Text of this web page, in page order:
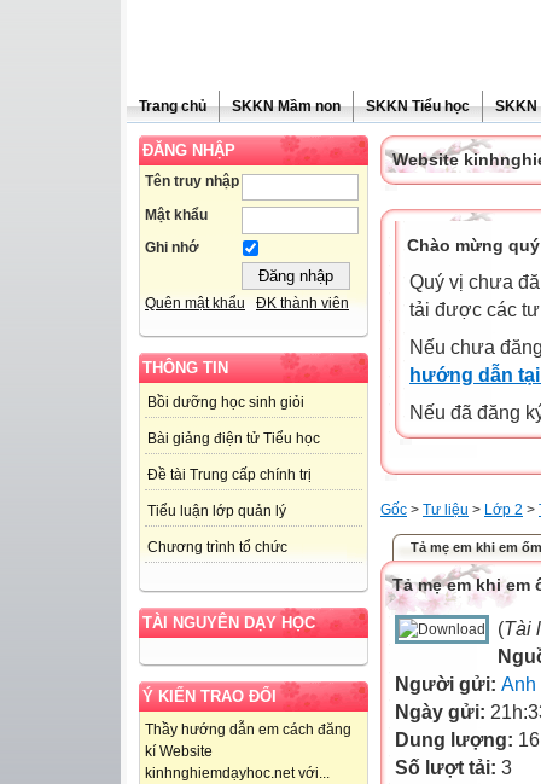
Trang chủ SKKN Mầm non SKKN Tiểu học SKKN
ĐĂNG NHẬP
Tên truy nhập
Mật khẩu
Ghi nhớ
Quên mật khẩu ĐK thành viên
THÔNG TIN
Bồi dưỡng học sinh giỏi
Bài giảng điện tử Tiểu học
Đề tài Trung cấp chính trị
Tiểu luận lớp quản lý
Chương trình tổ chức
TÀI NGUYÊN DẠY HỌC
Ý KIẾN TRAO ĐỔI
Thầy hướng dẫn em cách đăng
kí Website
kinhnghiemdạyhoc.net với...
Website
Chào mừng
Quý vị chưa
tải được các
Nếu chưa
hướng dẫn
Nếu đã đăng
Gốc > Tư liệu > Lớp 2 >
Tả mẹ em khi em ốm
Tả mẹ em khi em
(Tài
Người gửi: Anh
Ngày gửi:
Dung lượng:
Số lượt tải: 3